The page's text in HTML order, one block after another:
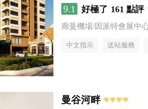
9.1 好極了 161 點評
廊曼機場/因派特會展中
中文指示 送站服務
曼谷河畔